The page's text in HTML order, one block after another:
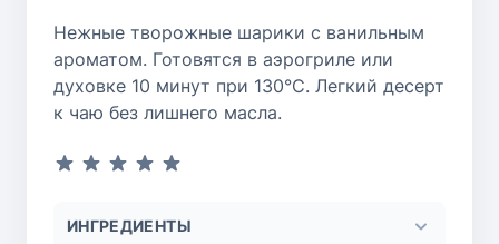
Нежные творожные шарики с ванильным
ароматом. Готовятся в аэрогриле или
духовке 10 минут при 130°C. Легкий десерт
к чаю без лишнего масла.
ИНГРЕДИЕНТЫ